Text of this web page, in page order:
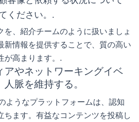
ください。.
を、紹介チームのように扱いましょ
新情報を提供することで、質の高い
が高まります。.
アやネットワーキングイベ
脈を維持する。
ようなプラットフォームは、認知
ちます。有益なコンテンツを投稿し